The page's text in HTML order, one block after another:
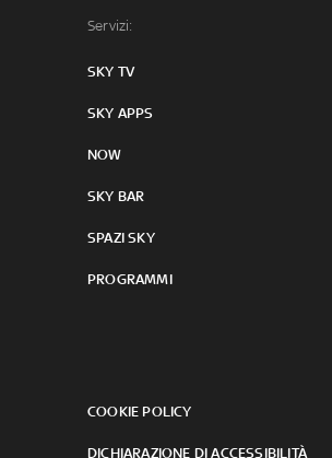
Servizi:
SKY TV
SKY APPS
NOW
SKY BAR
SPAZI SKY
PROGRAMMI
COOKIE POLICY
DICHIARAZIONE DI ACCESSIBILITÀ